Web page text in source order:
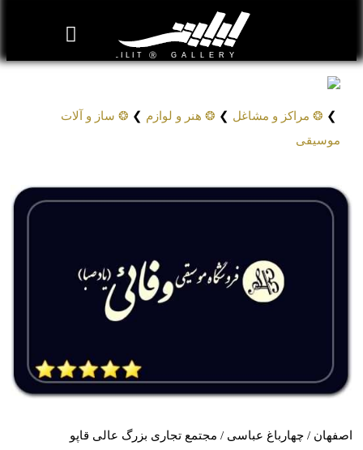
❯ ❂ مراکز و مشاغل ❯ ❂ هنر و لوازم ❯ ❂ ساز و آلات
موسیقی
اصفهان / چهارباغ عباسی / مجتمع تجاری بزرگ عالی قاپو